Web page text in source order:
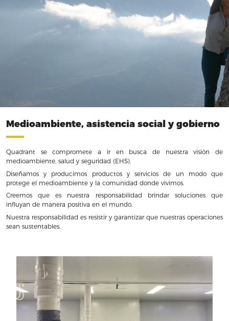
Medioambiente, asistencia social y gobierno
Quadrant se compromete a ir en busca de nuestra visión de
medioambiente, salud y seguridad (EHS).
Diseñamos y producimos productos y servicios de un modo que
protege el medioambiente y la comunidad donde vivimos.
Creemos que es nuestra responsabilidad brindar soluciones que
influyan de manera positiva en el mundo.
Nuestra responsabilidad es resistir y garantizar que nuestras operaciones
sean sustentables.